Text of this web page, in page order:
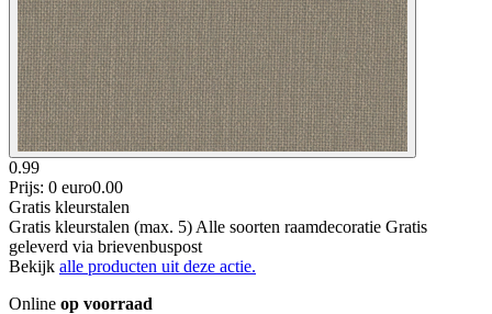
0.99
Prijs: 0 euro0.00
Gratis kleurstalen
Gratis kleurstalen (max. 5) Alle soorten raamdecoratie Gratis
geleverd via brievenbuspost
Bekijk alle producten uit deze actie.
Online op voorraad